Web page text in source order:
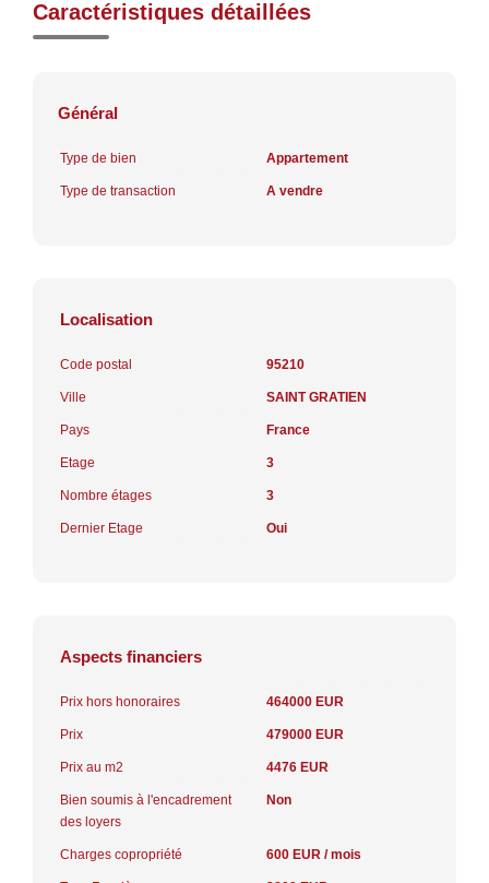
Caractéristiques détaillées
Général
Type de bien Appartement
Type de transaction A vendre
Localisation
Code postal 95210
Ville SAINT GRATIEN
Pays France
Etage 3
Nombre étages 3
Dernier Etage Oui
Aspects financiers
Prix hors honoraires 464000 EUR
Prix 479000 EUR
Prix au m2 4476 EUR
Bien soumis à l'encadrement
des loyers
Non
Charges copropriété 600 EUR / mois